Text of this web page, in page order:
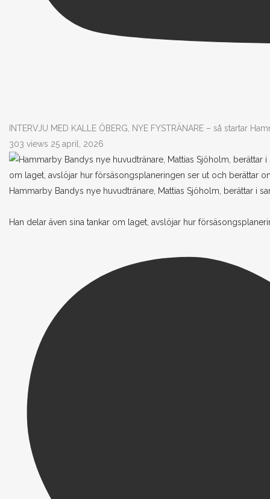
INTERVJU MED KALLE ÖBERG, NYE FYSTRÄNARE – så startar
303 views 25 april, 2026
Hammarby Bandys nye huvudtränare, Mattias Sjöholm, berättar i
Han delar även sina tankar om laget, avslöjar hur